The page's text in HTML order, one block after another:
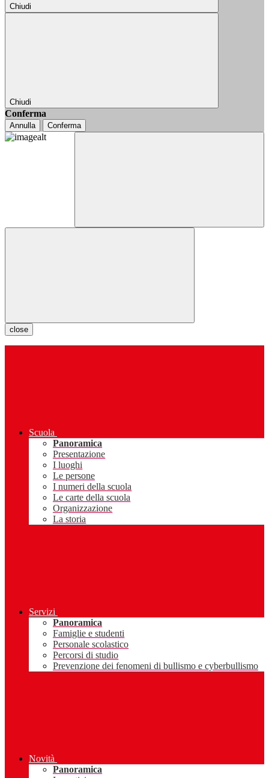
Chiudi
Chiudi
Conferma
Annulla Conferma
close
Scuola
Panoramica
Presentazione
I luoghi
Le persone
I numeri della scuola
Le carte della scuola
Organizzazione
La storia
Servizi
Panoramica
Famiglie e studenti
Personale scolastico
Percorsi di studio
Prevenzione dei fenomeni di bullismo e cyberbullismo
Novità
Panoramica